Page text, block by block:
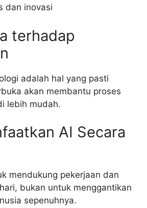
dan inovasi
terhadap
adalah hal yang pasti
akan membantu proses
lebih mudah.
AI Secara
mendukung pekerjaan dan
bukan untuk menggantikan
sepenuhnya.